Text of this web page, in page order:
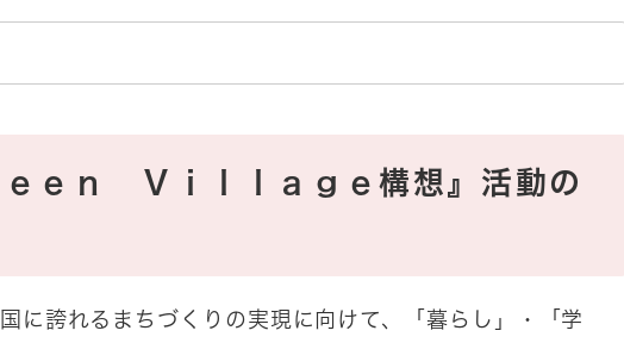
流
とじる
ｅｅｎ Ｖｉｌｌａｇｅ構想』活動の
に誇れるまちづくりの実現に向けて、「暮らし」・「学